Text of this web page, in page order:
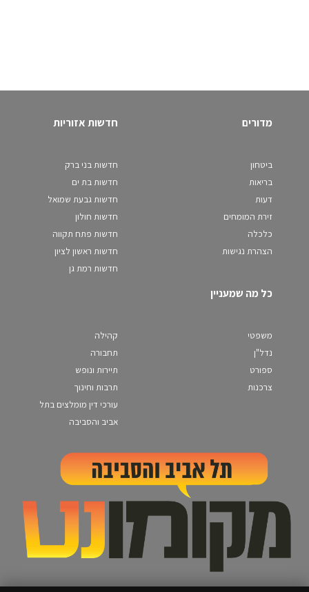
מדורים
ביטחון
בריאות
דעות
זירת המומחים
כלכלה
הצהרת נגישות
חדשות אזוריות
חדשות בני ברק
חדשות בת ים
חדשות גבעת שמואל
חדשות חולון
חדשות פתח תקווה
חדשות ראשון לציון
חדשות רמת גן
כל מה שמעניין
משפטי
נדל"ן
ספורט
צרכנות
קהילה
תחבורה
תיירות ונופש
תרבות וחינוך
עורכי דין מומלצים בתל
אביב והסביבה